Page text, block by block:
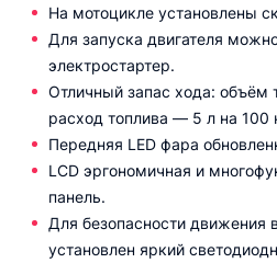
На мотоцикле установлены
Для запуска двигателя
электростартер.
Отличный запас хода: объём
расход топлива — 5 л на 100
Передняя LED фара
LCD эргономичная и
панель.
Для безопасности движения
установлен яркий